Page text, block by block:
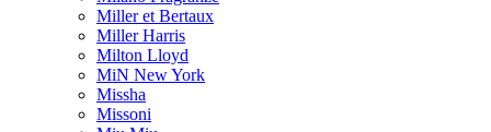
Miller et Bertaux
Miller Harris
Milton Lloyd
MiN New York
Missha
Missoni